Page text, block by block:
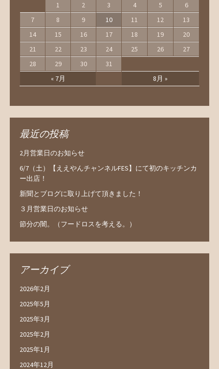
« 7月 8月 »
1 2 3 4 5
6
7
8 9 10 11 12
13
14
15 16 17 18 19
20
21
22 23 24 25 26
27
28
29 30 31
最近の投稿
2月営業日のお知らせ
6/7（土）【ええやんチャンネルFES】にて初のキッチンカ
ー出店！
新聞とブログに取り上げて頂きました！
３月営業日のお知らせ
節分の闇。（フードロスを考える。）
アーカイブ
2026年2月
2025年5月
2025年3月
2025年2月
2025年1月
2024年12月